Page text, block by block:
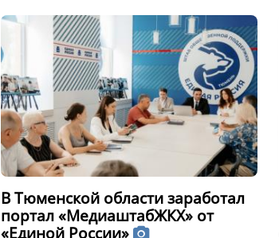
В Тюменской области заработал
портал «МедиаштабЖКХ» от
«Единой России»